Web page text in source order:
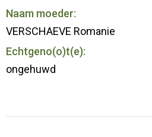
Naam moeder:
VERSCHAEVE Romanie
Echtgeno(o)t(e):
ongehuwd